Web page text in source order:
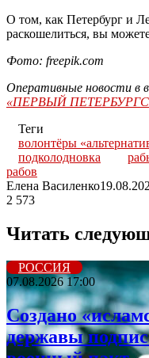
О том, как Петербург и
раскошелиться, вы
Фото: freepik.com
Оперативные новости в
«ПЕРВЫЙ
Теги
волонтёры
подколодновка
рабов
Елена Василенко
2 573
Читать
РОССИЯ
07.08.2026 17:00
Создано
державы